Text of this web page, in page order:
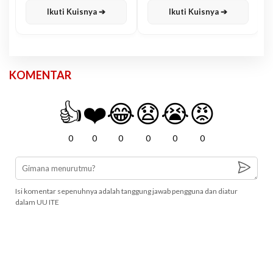
Ikuti Kuisnya ➔ Ikuti Kuisnya ➔
KOMENTAR
👍
0
❤️
0
😂
0
😧
0
😭
0
😡
0
Isi komentar sepenuhnya adalah tanggung jawab pengguna dan diatur
dalam UU ITE